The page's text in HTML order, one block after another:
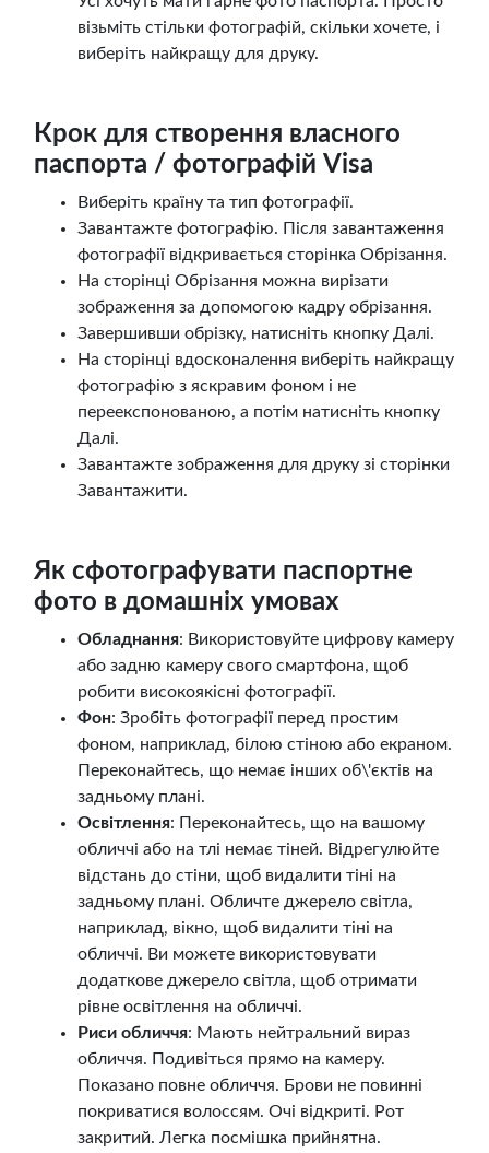
візьміть стільки фотографій, скільки хочете, і
виберіть найкращу для друку.
Крок для створення власного
паспорта / фотографій Visa
Виберіть країну та тип фотографії.
Завантажте фотографію. Після завантаження
фотографії відкривається сторінка Обрізання.
На сторінці Обрізання можна вирізати
зображення за допомогою кадру обрізання.
Завершивши обрізку, натисніть кнопку Далі.
На сторінці вдосконалення виберіть найкращу
фотографію з яскравим фоном і не
переекспонованою, а потім натисніть кнопку
Далі.
Завантажте зображення для друку зі сторінки
Завантажити.
Як сфотографувати паспортне
фото в домашніх умовах
Обладнання: Використовуйте цифрову камеру
або задню камеру свого смартфона, щоб
робити високоякісні фотографії.
Фон: Зробіть фотографії перед простим
фоном, наприклад, білою стіною або екраном.
Переконайтесь, що немає інших об\'єктів на
задньому плані.
Освітлення: Переконайтесь, що на вашому
обличчі або на тлі немає тіней. Відрегулюйте
відстань до стіни, щоб видалити тіні на
задньому плані. Обличте джерело світла,
наприклад, вікно, щоб видалити тіні на
обличчі. Ви можете використовувати
додаткове джерело світла, щоб отримати
рівне освітлення на обличчі.
Риси обличчя: Мають нейтральний вираз
обличчя. Подивіться прямо на камеру.
Показано повне обличчя. Брови не повинні
покриватися волоссям. Очі відкриті. Рот
закритий. Легка посмішка прийнятна.